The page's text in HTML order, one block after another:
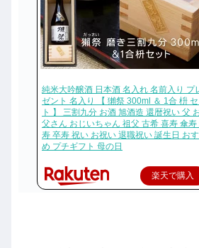
純米大吟醸酒 日本酒 名入れ 名前入り プ
ゼント 名入り 【 獺祭 300ml ＆ 1合 枡 セ
ト 】 三割九分 お酒 旭酒造 還暦祝い 父
父さん おじいちゃん 祖父 古希 喜寿 傘寿
寿 卒寿 祝い お祝い 退職祝い 誕生日 お
め プチギフト 母の日
楽天で購入